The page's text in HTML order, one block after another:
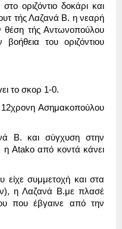
στο οριζόντιο δοκάρι και
υτ τήςΛαζανά Β. η νεαρή
θέση τής Αντωνοπούλου
βοήθειατουοριζόντιου
ι το σκορ 1-0.
χρονη Ασημακοπούλου
ά Β. καισύγχυση στην
ηAtako από κοντά κάνει
υ είχε συμμετοχή καιστα
), η Λαζανά Β.με πλασέ
υπου έβγαινε απότην